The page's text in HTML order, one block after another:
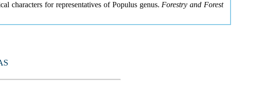
characters for representatives of Populus genus. Forestry and Forest